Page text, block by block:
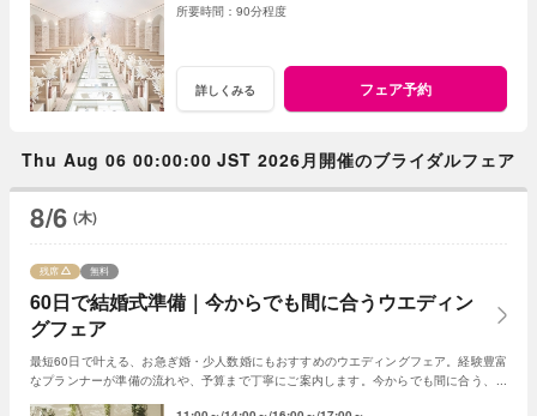
90分程度
詳しくみる フェア予約
Thu Aug 06 00:00:00 JST 2026月開催のブライダルフェア
8/6 (木)
60日で結婚式準備｜今からでも間に合うウエディン
グフェア
残席 無料
最短60日で叶える、お急ぎ婚・少人数婚にもおすすめのウエディングフェア。経験豊富
なプランナーが準備の流れや、予算まで丁寧にご案内します。今からでも間に合う、安